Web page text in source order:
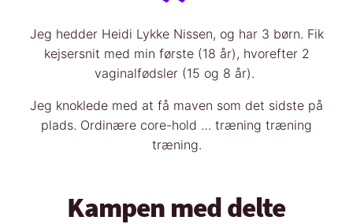
Jeg hedder Heidi Lykke Nissen, og har 3 børn. Fik
kejsersnit med min første (18 år), hvorefter 2
vaginalfødsler (15 og 8 år).
Jeg knoklede med at få maven som det sidste på
plads. Ordinære core-hold … træning træning
træning.
Kampen med delte